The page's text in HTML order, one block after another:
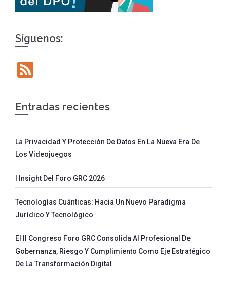
Síguenos:
Entradas recientes
La Privacidad Y Protección De Datos En La Nueva Era De
Los Videojuegos
I Insight Del Foro GRC 2026
Tecnologías Cuánticas: Hacia Un Nuevo Paradigma
Jurídico Y Tecnológico
El II Congreso Foro GRC Consolida Al Profesional De
Gobernanza, Riesgo Y Cumplimiento Como Eje Estratégico
De La Transformación Digital